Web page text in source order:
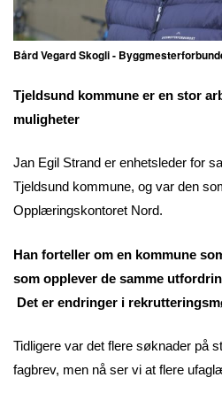
Bård Vegard Skogli -
Tjeldsund kommune er en stor
muligheter
Jan Egil Strand er enhetsleder for
Tjeldsund kommune, og var den
Opplæringskontoret Nord.
Han forteller om en kommune
som opplever de samme
Det er endringer i
Tidligere var det flere søknader på
fagbrev, men nå ser vi at flere